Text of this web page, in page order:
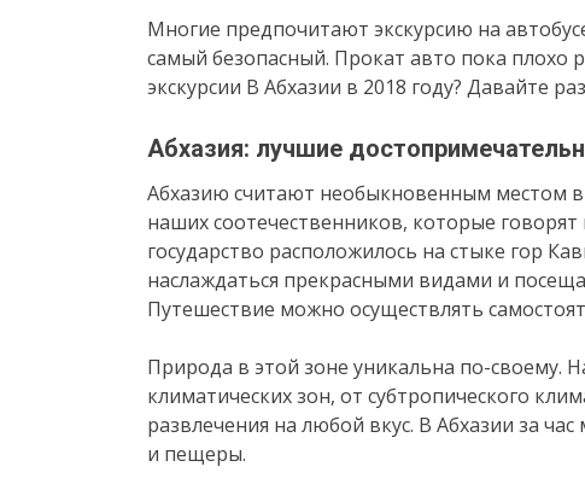
Многие предпочитают экскурсию на
самый безопасный. Прокат авто пока плохо
экскурсии В Абхазии в 2018 году? Давайте
Абхазия: лучшие
Абхазию считают необыкновенным местом
наших соотечественников, которые
государство расположилось на стыке гор
наслаждаться прекрасными видами и
Путешествие можно осуществлять
Природа в этой зоне уникальна по-своему.
климатических зон, от субтропического
развлечения на любой вкус. В Абхазии за
и пещеры.